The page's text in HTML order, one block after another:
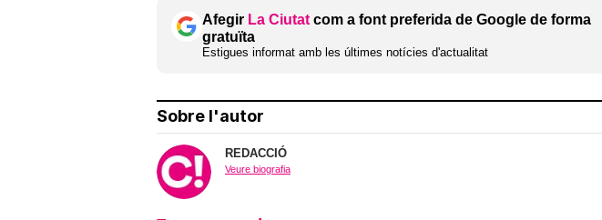
Afegir La Ciutat com a font preferida de Google de forma
gratuïta
Estigues informat amb les últimes notícies d'actualitat
Sobre l'autor
REDACCIÓ
Veure biografia